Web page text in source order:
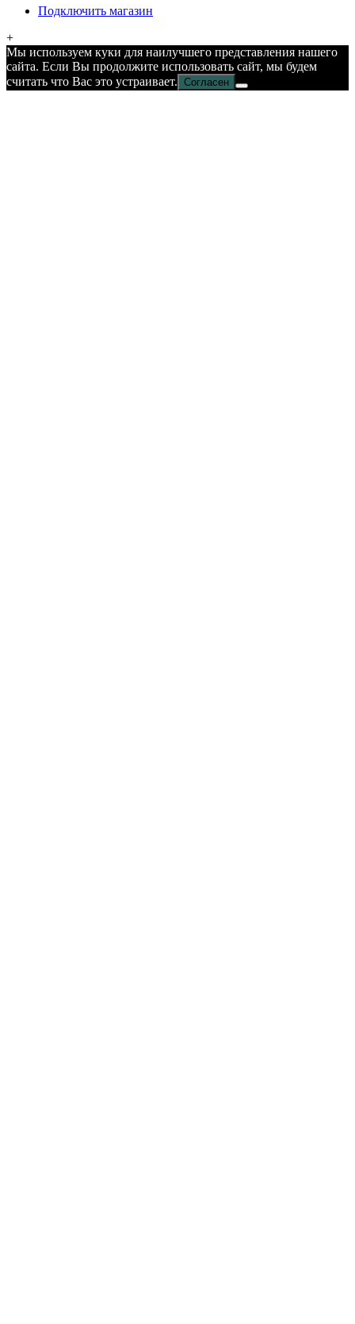
Подключить магазин
+
Мы используем куки для наилучшего представления нашего
сайта. Если Вы продолжите использовать сайт, мы будем
считать что Вас это устраивает. Согласен